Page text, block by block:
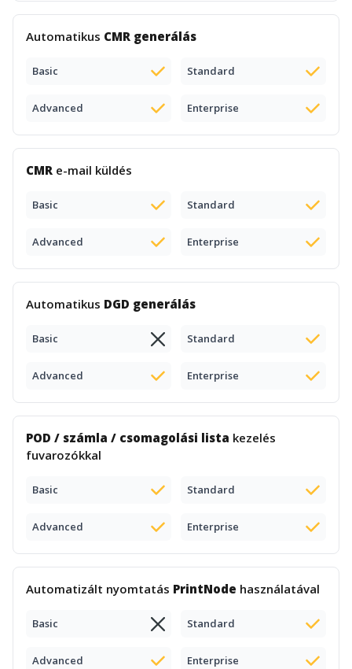
Automatikus CMR generálás
Basic Standard
Advanced Enterprise
CMR e-mail küldés
Basic Standard
Advanced Enterprise
Automatikus DGD generálás
Basic Standard
Advanced Enterprise
POD / számla / csomagolási lista kezelés
fuvarozókkal
Basic Standard
Advanced Enterprise
Automatizált nyomtatás PrintNode használatával
Basic Standard
Advanced Enterprise